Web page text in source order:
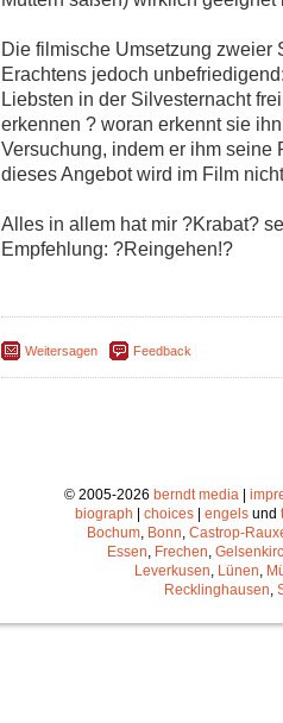
Die filmische Umsetzung
Erachtens jedoch
Liebsten in der Silvesternacht
erkennen ? woran erkennt sie
Versuchung, indem er ihm seine
dieses Angebot wird im Film
Alles in allem hat mir ?Krabat?
Empfehlung: ?Reingehen!?
Weitersagen Feedback
© 2005-2026 berndt media|
biograph
choices engels und
Bochum, Bonn, Castrop-
Essen, Frechen,
Leverkusen, Lünen,
Recklinghausen,